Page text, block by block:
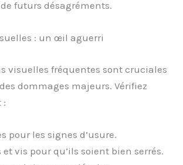
futurs désagréments.
: un œil aguerri
visuelles fréquentes sont cruciales
dommages majeurs. Vérifiez
:
pour les signes d’usure.
et vis pour qu’ils soient bien serrés.